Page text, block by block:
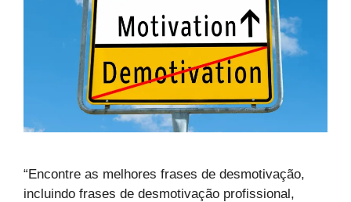
“Encontre as melhores frases de desmotivação,
incluindo frases de desmotivação profissional,